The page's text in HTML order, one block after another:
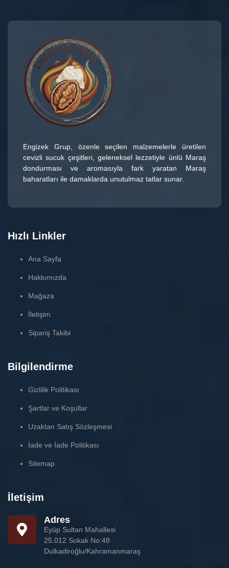
Engizek Grup, özenle seçilen malzemelerle üretilen
cevizli sucuk çeşitleri, geleneksel lezzetiyle ünlü Maraş
dondurması ve aromasıyla fark yaratan Maraş
baharatları ile damaklarda unutulmaz tatlar sunar.
Hızlı Linkler
Ana Sayfa
Hakkımızda
Mağaza
İletişim
Sipariş Takibi
Bilgilendirme
Gizlilik Politikası
Şartlar ve Koşullar
Uzaktan Satış Sözleşmesi
İade ve İade Politikası
Sitemap
İletişim
Adres
Eyüp Sultan Mahallesi
25.012 Sokak No:48
Dulkadiroğlu/Kahramanmaraş